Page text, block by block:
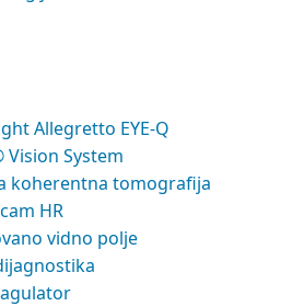
Allegretto EYE-Q
Vision System
koherentna tomografija
HR
vidno polje